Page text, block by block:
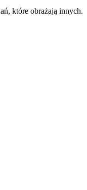
które obrażają innych.